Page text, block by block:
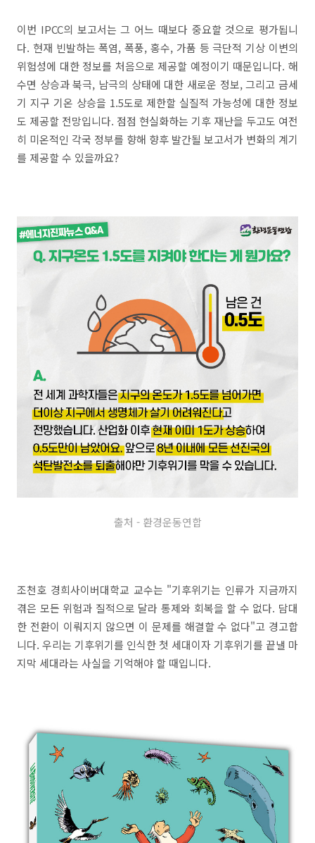
이번 IPCC의 보고서는 그 어느 때보다 중요할 것으로 평가됩니
다. 현재 빈발하는 폭염, 폭풍, 홍수, 가품 등 극단적 기상 이변의
위험성에 대한 정보를 처음으로 제공할 예정이기 때문입니다. 해
수면 상승과 북극, 남극의 상태에 대한 새로운 정보, 그리고 금세
기 지구 기온 상승을 1.5도로 제한할 실질적 가능성에 대한 정보
도 제공할 전망입니다. 점점 현실화하는 기후 재난을 두고도 여전
히 미온적인 각국 정부를 향해 향후 발간될 보고서가 변화의 계기
를 제공할 수 있을까요?
출처 - 환경운동연합
조천호 경희사이버대학교 교수는 "기후위기는 인류가 지금까지
겪은 모든 위험과 질적으로 달라 통제와 회복을 할 수 없다. 담대
한 전환이 이뤄지지 않으면 이 문제를 해결할 수 없다"고 경고합
니다. 우리는 기후위기를 인식한 첫 세대이자 기후위기를 끝낼 마
지막 세대라는 사실을 기억해야 할 때입니다.